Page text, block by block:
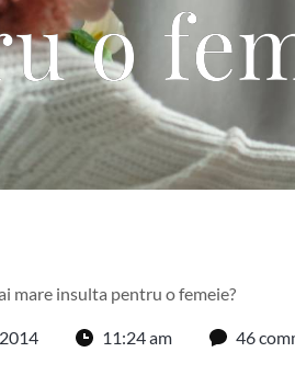
o
mare insulta pentru o femeie?
11:24 am 46